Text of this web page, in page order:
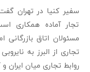
سفیر کنیا در تهران
تجار آماده همکاری
مسئولان اتاق
تجاری از البرز به
روابط تجاری میان ایران